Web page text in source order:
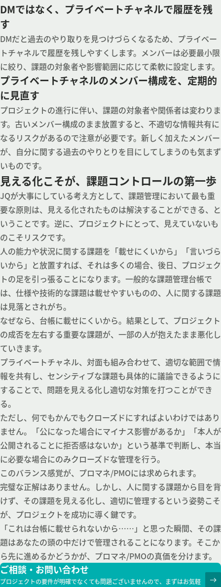
DMではなく、プライベートチャネルで履歴を残
す
DMだと過去のやり取りを見つけづらくなるため、プライベー
トチャネルで履歴を残しやすくします。メンバーは必要最小限
に絞り、課題の対象者や影響範囲に応じて柔軟に設定します。
プライベートチャネルのメンバー構成を、定期的
に見直す
プロジェクトの進行に伴い、課題の対象者や関係者は変わりま
す。古いメンバー構成のまま放置すると、不適切な情報共有に
なるリスクがあるので注意が必要です。新しく加えたメンバー
が、自分に関する過去のやりとりを目にしてしまうのも気まず
いものです。
見える化こそが、課題コントロールの第一歩
JQが大事にしている考え方として、課題管理において最も重
要な原則は、見える化されたものは解決することができる、と
いうことです。逆に、プロジェクトにとって、見えていないも
のこそリスクです。
人の能力や状況に関する課題を「載せにくいから」「言いづら
いから」と放置すれば、それは多くの場合、後日、プロジェク
トの足を引っ張ることになります。一般的な課題管理台帳で
は、仕様や技術的な課題は載せやすいものの、人に関する課題
は見落とされがち。
なぜなら、台帳に載せにくいから。結果として、プロジェクト
の成否を左右する重要な課題が、一部の人が抱えたまま悪化し
ていきます。
プライベートチャネル、対面も組み合わせて、適切な範囲で情
報を共有し、センシティブな課題も具体的に議論できるように
することで、問題を見える化し適切な対策を打つことができ
る。
ただし、何でもかんでもクローズドにすればよいわけではあり
ません。「公になった場合にマイナス影響があるか」「本人が
公開されることに拒否感はないか」という基準で判断し、本当
に必要な場合にのみクローズドな管理を行う。
このバランス感覚が、プロマネ/PMOには求められます。
完璧な正解はありません。しかし、人に関する課題から目を背
けず、その課題を見える化し、適切に管理するという姿勢こそ
が、プロジェクトを成功に導く鍵です。
「これは台帳に載せられないから……」と思った瞬間、その課
題はあなたの頭の中だけで管理されることになります。そこか
ら先に進めるかどうかが、プロマネ/PMOの真価を分けます。
ご相談・お問い合わせ
プロジェクトの要件が明確でなくても問題ございませんので、まずはお気軽